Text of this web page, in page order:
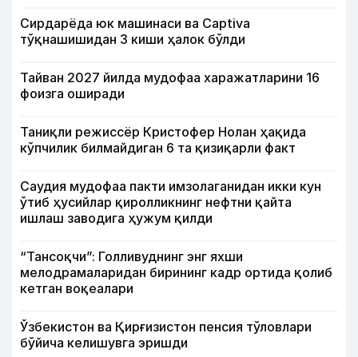
Сирдарёда юк машинаси ва Captiva
тўқнашишидан 3 киши ҳалок бўлди
Тайван 2027 йилда мудофаа харажатларини 16
фоизга оширади
Таниқли режиссёр Кристофер Нолан ҳақида
кўпчилик билмайдиган 6 та қизиқарли факт
Саудия мудофаа пакти имзолаганидан икки кун
ўтиб ҳусийлар қиролликнинг нефтни қайта
ишлаш заводига ҳужум қилди
“Тансоқчи”: Голливуднинг энг яхши
мелодрамаларидан бирининг кадр ортида қолиб
кетган воқеалари
Ўзбекистон ва Қирғизистон пенсия тўловлари
бўйича келишувга эришди